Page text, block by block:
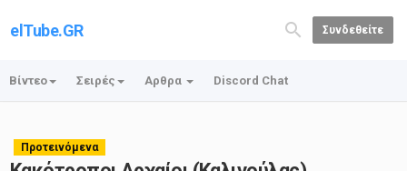
elTube.GR Συνδεθείτε
Βίντεο Σειρές Αρθρα Discord Chat
Προτεινόμενα